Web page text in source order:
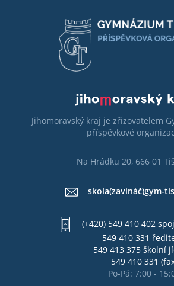
Jihomoravský kraj je zřizovatelem
příspěvkové
Na Hrádku 20, 666 01
skola(zavináč)gym-
(+420) 549 410 402
549 410 331
549 413 375 školní
549 410 331
Po-Pá: 7:00 -